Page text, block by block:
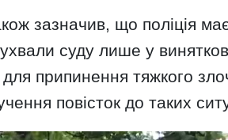
зазначив, що поліція
суду лише у
припинення тяжкого
повісток до таких